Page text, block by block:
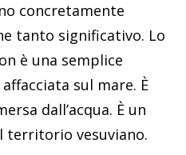
concretamente
tanto significativo. Lo
è una semplice
sul mare. È
dall’acqua. È un
territorio vesuviano.